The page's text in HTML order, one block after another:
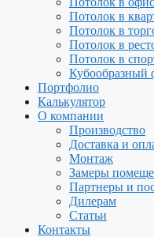
Потолок в
Потолок в
Потолок в
Потолок в
Кубообразный
Портфолио
Калькулятор
О компании
Производство
Доставка и
Монтаж
Замеры
Партнеры и
Дилерам
Статьи
Контакты